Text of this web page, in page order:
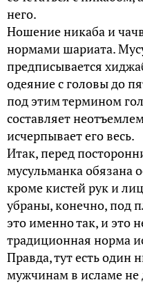
него.
Ношение никаба и
нормами шариата.
предписывается
одеяние с головы до
под этим термином
составляет
исчерпывает его весь.
Итак, перед
мусульманка обязана
кроме кистей рук и
убраны, конечно, под
это именно так, и это
традиционная норма
Правда, тут есть один
мужчинам в исламе не